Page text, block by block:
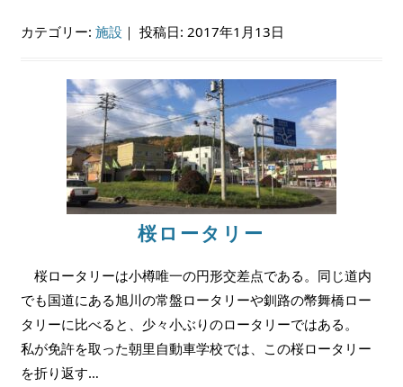
カテゴリー:施設 ｜投稿日: 2017年1月13日
桜ロータリー
桜ロータリーは小樽唯一の円形交差点である。同じ道内
でも国道にある旭川の常盤ロータリーや釧路の幣舞橋ロー
タリーに比べると、少々小ぶりのロータリーではある。
私が免許を取った朝里自動車学校では、この桜ロータリー
を折り返す…